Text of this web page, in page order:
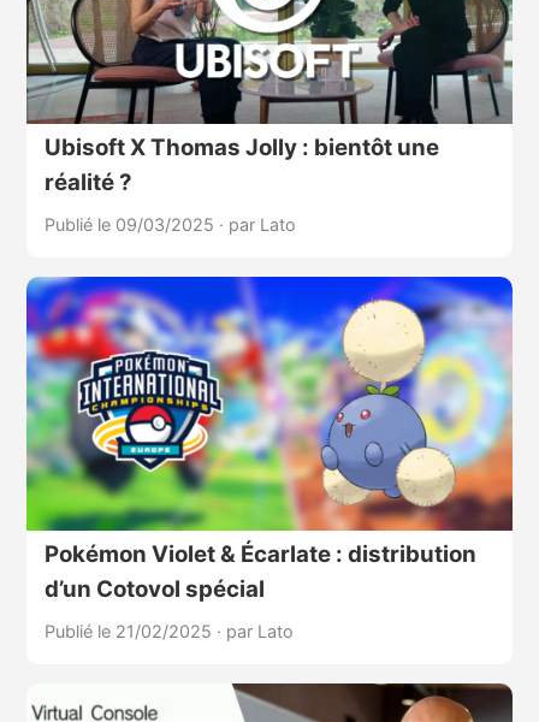
Ubisoft X Thomas Jolly : bientôt une
réalité ?
Publié le 09/03/2025 · par Lato
Pokémon Violet & Écarlate : distribution
d’un Cotovol spécial
Publié le 21/02/2025 · par Lato